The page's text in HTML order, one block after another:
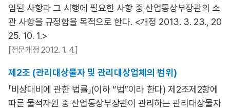
임된 사항과 그 시행에 필요한 사항 중 산업통상부장관의 소
관 사항을 규정함을 목적으로 한다. <개정 2013. 3. 23., 20
25. 10. 1.>
[전문개정 2012. 1. 4.]
제2조 (관리대상물자 및 관리대상업체의 범위)
「비상대비에 관한 법률」(이하 “법”이라 한다) 제2조제2항에
따른 물적자원 중 산업통상부장관이 관리하는 관리대상물자